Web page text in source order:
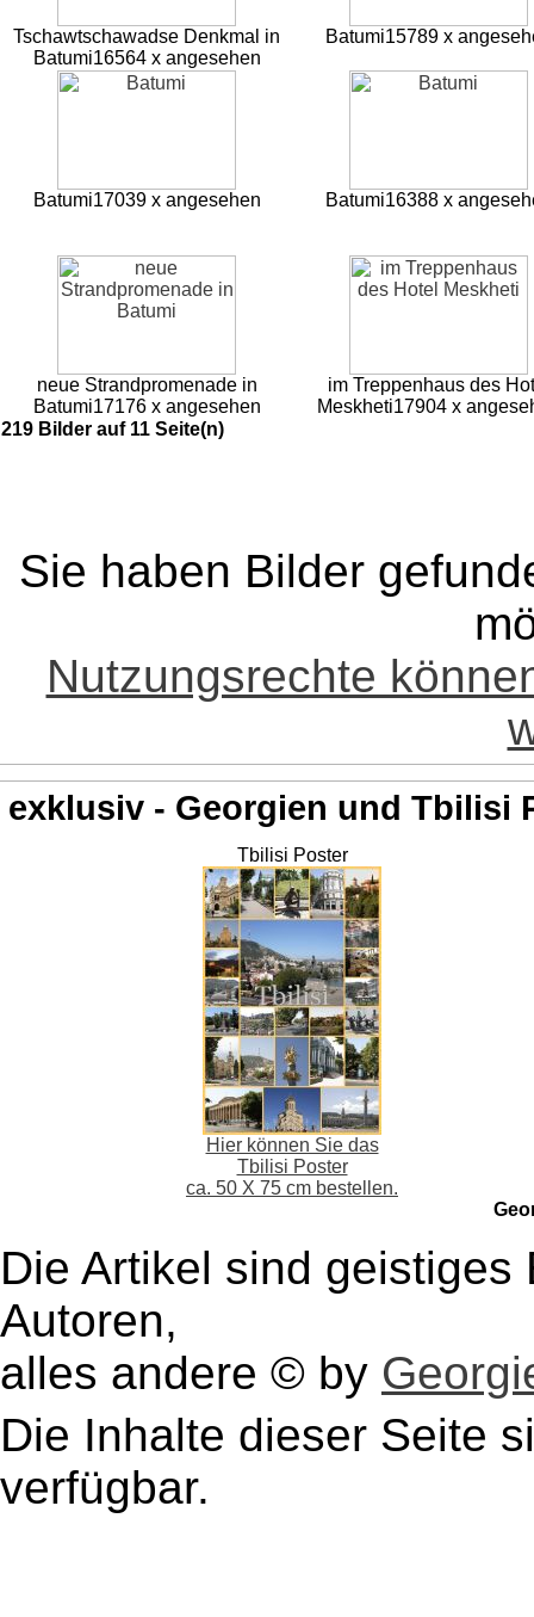
Tschawtschawadse Denkmal in
Batumi16564 x angesehen
Batumi15789 x
Batumi17039 x angesehen Batumi16388 x
neue Strandpromenade in
Batumi17176 x angesehen
im Treppenhaus des
Meskheti17904 x
219 Bilder auf 11 Seite(n)
Sie haben Bilder
Nutzungsrechte
exklusiv - Georgien und Tbilisi
Tbilisi Poster
Hier können Sie das
Tbilisi Poster
ca. 50 X 75 cm bestellen.
Die Artikel sind
Autoren,
alles andere © by
Die Inhalte dieser Seite
verfügbar.